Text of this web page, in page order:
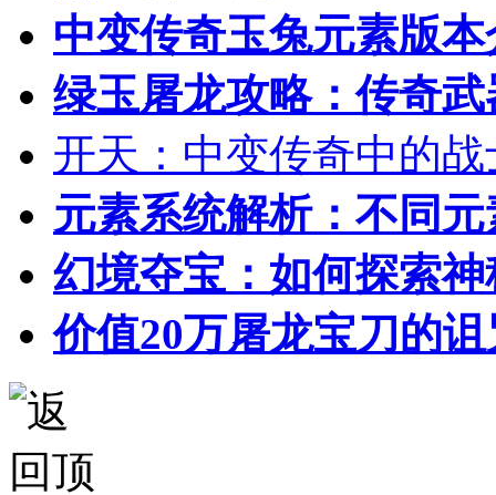
中变传奇玉兔元素版
绿玉屠龙攻略：传奇
开天：中变传奇中的
元素系统解析：不同
幻境夺宝：如何探索
价值20万屠龙宝刀的